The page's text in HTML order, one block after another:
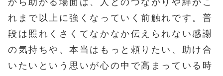
から助かる場面は、人とのつながりや絆がこ
れまで以上に強くなっていく前触れです。普
段は照れくさくてなかなか伝えられない感謝
の気持ちや、本当はもっと頼りたい、助け合
いたいという思いが心の中で高まっている時